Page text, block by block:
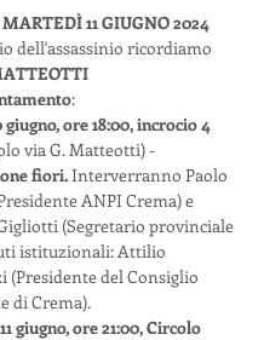
11 GIUGNO 2024
dell'assassinio ricordiamo
:
giugno, ore 18:00, incrocio 4
via G. Matteotti) -
fiori. Interverranno Paolo
ANPI Crema) e
(Segretario provinciale
istituzionali: Attilio
(Presidente del Consiglio
di Crema).
giugno, ore 21:00, Circolo